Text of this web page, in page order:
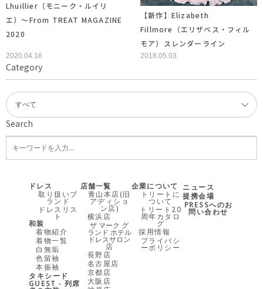
Lhuillier（モニーク・ルイリ
エ）～From TREAT MAGAZINE
2020
2020.04.16
【新作】Elizabeth
Fillmore（エリザベス・フィル
モア）スレンダーライン
2018.05.03
Search
Category
ドレス
取り扱いブ
ランド
ドレスリス
ト
和装
着物紹介
着物一覧
白無垢
色留袖
本振袖
タキシード
GUEST - 列席
店舗一覧
青山本店(旧
アディショ
ン店)
横浜店
ザ マーク グ
ランド ホテル
ドレスサロン
店
長野店
名古屋店
京都店
大阪店
企業について
トリートに
ついて
トリート20
周年カタロ
グ
採用情報
プライバシ
ーポリシー
ニュース
提携会場
PRESSへのお
問い合わせ